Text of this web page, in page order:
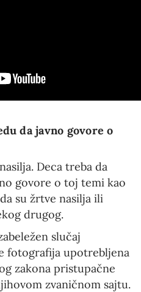
da javno govore o
Deca treba da
govore o toj temi kao
su žrtve nasilja ili
drugog.
slučaj
fotografija upotrebljena
zakona pristupačne
zvaničnom sajtu.